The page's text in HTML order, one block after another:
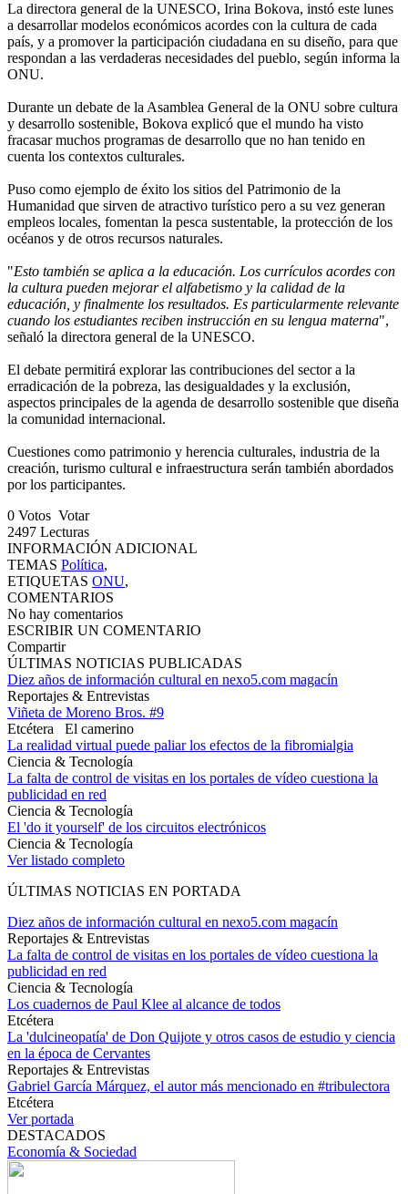
La directora general de la UNESCO, Irina Bokova, instó este lunes
a desarrollar modelos económicos acordes con la cultura de cada
país, y a promover la participación ciudadana en su diseño, para que
respondan a las verdaderas necesidades del pueblo, según informa la
ONU.
Durante un debate de la Asamblea General de la ONU sobre cultura
y desarrollo sostenible, Bokova explicó que el mundo ha visto
fracasar muchos programas de desarrollo que no han tenido en
cuenta los contextos culturales.
Puso como ejemplo de éxito los sitios del Patrimonio de la
Humanidad que sirven de atractivo turístico pero a su vez generan
empleos locales, fomentan la pesca sustentable, la protección de los
océanos y de otros recursos naturales.
"Esto también se aplica a la educación. Los currículos acordes con
la cultura pueden mejorar el alfabetismo y la calidad de la
educación, y finalmente los resultados. Es particularmente relevante
cuando los estudiantes reciben instrucción en su lengua materna",
señaló la directora general de la UNESCO.
El debate permitirá explorar las contribuciones del sector a la
erradicación de la pobreza, las desigualdades y la exclusión,
aspectos principales de la agenda de desarrollo sostenible que diseña
la comunidad internacional.
Cuestiones como patrimonio y herencia culturales, industria de la
creación, turismo cultural e infraestructura serán también abordados
por los participantes.
0 Votos Votar
2497 Lecturas
INFORMACIÓN ADICIONAL
TEMAS Política,
ETIQUETAS ONU,
COMENTARIOS
No hay comentarios
ESCRIBIR UN COMENTARIO
Compartir
ÚLTIMAS NOTICIAS PUBLICADAS
Diez años de información cultural en nexo5.com magacín
Reportajes & Entrevistas
Viñeta de Moreno Bros. #9
Etcétera
El camerino
La realidad virtual puede paliar los efectos de la fibromialgia
Ciencia & Tecnología
La falta de control de visitas en los portales de vídeo cuestiona la
publicidad en red
Ciencia & Tecnología
El 'do it yourself' de los circuitos electrónicos
Ciencia & Tecnología
Ver listado completo
ÚLTIMAS NOTICIAS EN PORTADA
Diez años de información cultural en nexo5.com magacín
Reportajes & Entrevistas
La falta de control de visitas en los portales de vídeo cuestiona la
publicidad en red
Ciencia & Tecnología
Los cuadernos de Paul Klee al alcance de todos
Etcétera
La 'dulcineopatía' de Don Quijote y otros casos de estudio y ciencia
en la época de Cervantes
Reportajes & Entrevistas
Gabriel García Márquez, el autor más mencionado en #tribulectora
Etcétera
Ver portada
DESTACADOS
Economía & Sociedad